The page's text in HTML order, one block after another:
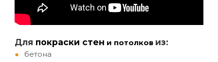
Для покраски стен и потолков из:
бетона